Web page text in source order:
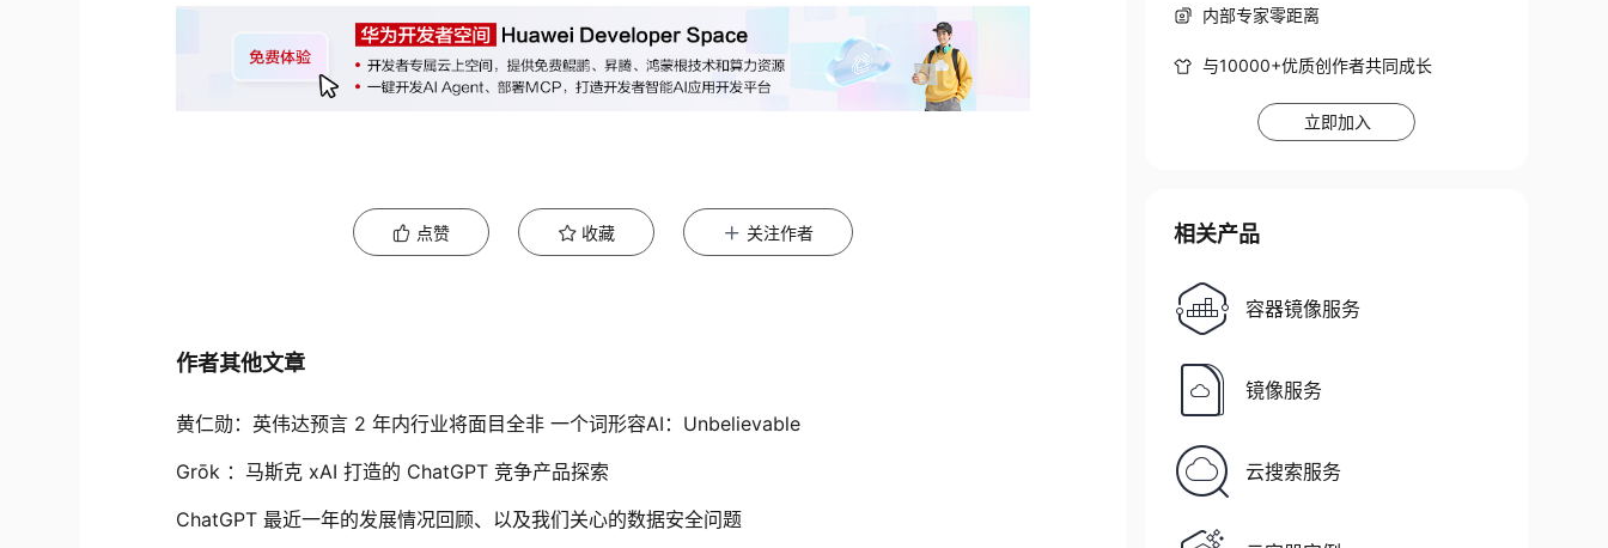
点赞 收藏 关注作者
作者其他文章
黄仁勋：英伟达预言 2 年内行业将面目全非 一个词形容AI：Unbelievable
Grōk ：马斯克 xAI 打造的 ChatGPT 竞争产品探索
ChatGPT 最近一年的发展情况回顾、以及我们关心的数据安全问题
内部专家零距离
与10000+优质创作者共同成长
立即加入
相关产品
容器镜像服务
镜像服务
云搜索服务